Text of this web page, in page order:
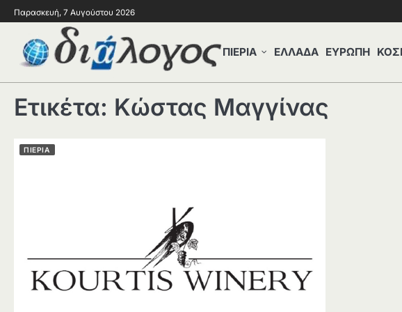
Παρασκευή, 7 Αυγούστου 2026
ΠΙΕΡΙΑ ΕΛΛΑΔΑ ΕΥΡΩΠΗ
Ετικέτα: Κώστας Μαγγίνας
ΠΙΕΡΙΑ